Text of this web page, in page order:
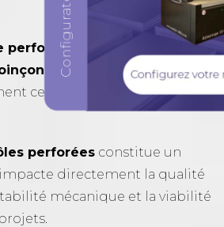
perforéese voile-t-elle
après
) et comment
cette
déformation par
perforées constitue un
directement la qualité
mécanique et la viabilité